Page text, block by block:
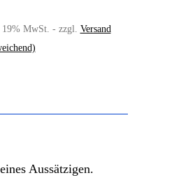
19% MwSt. - zzgl. Versand
Aussätzigen.